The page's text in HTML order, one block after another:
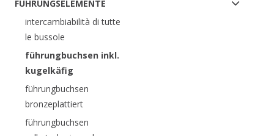
FÜHRUNGSELEMENTE
intercambiabilità di tutte
le bussole
führungbuchsen inkl.
kugelkäfig
führungbuchsen
bronzeplattiert
führungbuchsen